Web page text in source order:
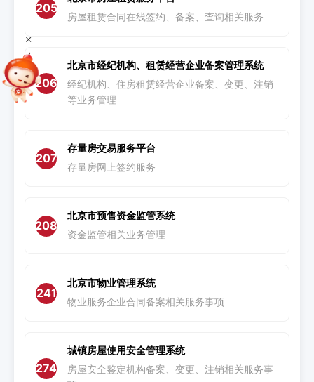
205
房屋租赁合同在线签约、备案、查询相关服务
206
北京市经纪机构、租赁经营企业备案管理系统
经纪机构、住房租赁经营企业备案、变更、注销
等业务管理
207
存量房交易服务平台
存量房网上签约服务
208
北京市预售资金监管系统
资金监管相关业务管理
241
北京市物业管理系统
物业服务企业合同备案相关服务事项
274
城镇房屋使用安全管理系统
房屋安全鉴定机构备案、变更、注销相关服务事
+